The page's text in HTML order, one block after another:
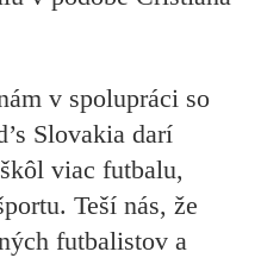
v spolupráci so
Slovakia darí
viac futbalu,
Teší nás, že
futbalistov a